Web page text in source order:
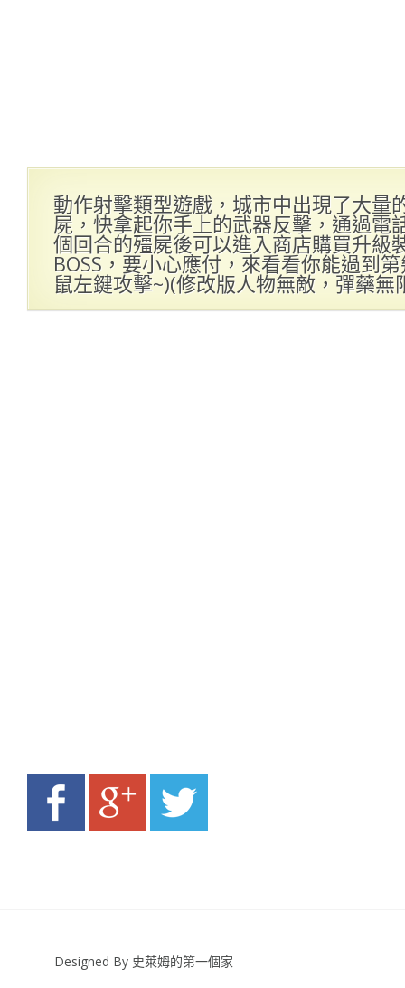
動作射擊類型遊戲，城市中出現了大量
屍，快拿起你手上的武器反擊，通過電
個回合的殭屍後可以進入商店購買升級
BOSS，要小心應付，來看看你能過到
鼠左鍵攻擊~)(修改版人物無敵，彈藥
Designed By 史萊姆的第一個家